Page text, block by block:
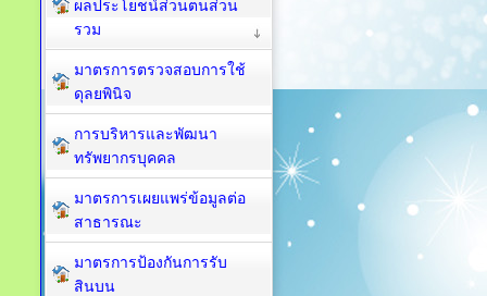
ผลประโยชน์ส่วนตนส่วน
รวม
มาตรการตรวจสอบการใช้
ดุลยพินิจ
การบริหารและพัฒนา
ทรัพยากรบุคคล
มาตรการเผยแพร่ข้อมูลต่อ
สาธารณะ
มาตรการป้องกันการรับ
สินบน